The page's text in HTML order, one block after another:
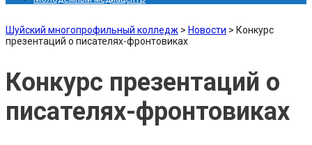
Шуйский многопрофильный колледж > Новости > Конкурс
презентаций о писателях-фронтовиках
Конкурс презентаций о
писателях-фронтовиках